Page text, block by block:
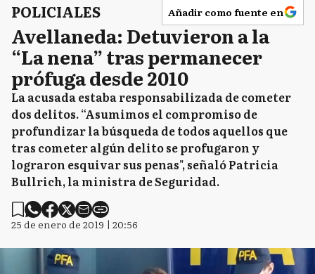
POLICIALES Añadir como fuente en
Avellaneda: Detuvieron a la
“La nena” tras permanecer
prófuga desde 2010
La acusada estaba responsabilizada de cometer
dos delitos. “Asumimos el compromiso de
profundizar la búsqueda de todos aquellos que
tras cometer algún delito se profugaron y
lograron esquivar sus penas", señaló Patricia
Bullrich, la ministra de Seguridad.
25 de enero de 2019 | 20:56